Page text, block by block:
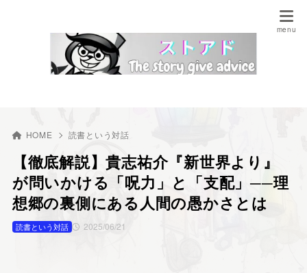
HOME 読書という対話
【徹底解説】貴志祐介『新世界より』
が問いかける「呪力」と「支配」──理
想郷の裏側にある人間の愚かさとは
2025/06/21
読書という対話